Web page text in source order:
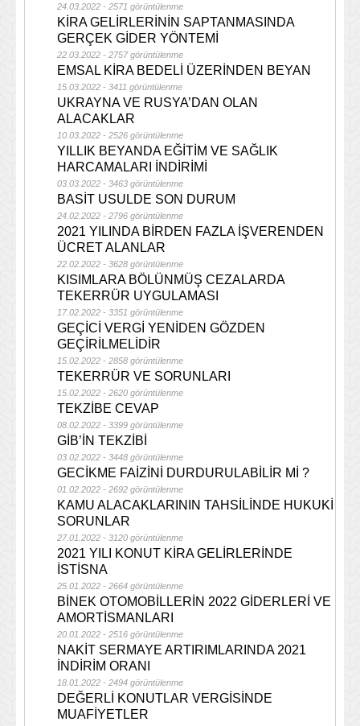
24.03.2022 - 2571 görüntülenme
KİRA GELİRLERİNİN SAPTANMASINDA
GERÇEK GİDER YÖNTEMİ
22.03.2022 - 2757 görüntülenme
EMSAL KİRA BEDELİ ÜZERİNDEN BEYAN
15.03.2022 - 3411 görüntülenme
UKRAYNA VE RUSYA’DAN OLAN
ALACAKLAR
10.03.2022 - 2526 görüntülenme
YILLIK BEYANDA EĞİTİM VE SAĞLIK
HARCAMALARI İNDİRİMİ
03.03.2022 - 3463 görüntülenme
BASİT USULDE SON DURUM
24.02.2022 - 2796 görüntülenme
2021 YILINDA BİRDEN FAZLA İŞVERENDEN
ÜCRET ALANLAR
22.02.2022 - 3628 görüntülenme
KISIMLARA BÖLÜNMÜŞ CEZALARDA
TEKERRÜR UYGULAMASI
17.02.2022 - 3351 görüntülenme
GEÇİCİ VERGİ YENİDEN GÖZDEN
GEÇİRİLMELİDİR
15.02.2022 - 2858 görüntülenme
TEKERRÜR VE SORUNLARI
15.02.2022 - 2620 görüntülenme
TEKZİBE CEVAP
08.02.2022 - 3399 görüntülenme
GİB’İN TEKZİBİ
03.02.2022 - 3448 görüntülenme
GECİKME FAİZİNİ DURDURULABİLİR Mİ ?
01.02.2022 - 2692 görüntülenme
KAMU ALACAKLARININ TAHSİLİNDE HUKUKİ
SORUNLAR
27.01.2022 - 3120 görüntülenme
2021 YILI KONUT KİRA GELİRLERİNDE
İSTİSNA
25.01.2022 - 2664 görüntülenme
BİNEK OTOMOBİLLERİN 2022 GİDERLERİ VE
AMORTİSMANLARI
20.01.2022 - 2516 görüntülenme
NAKİT SERMAYE ARTIRIMLARINDA 2021
İNDİRİM ORANI
18.01.2022 - 2494 görüntülenme
DEĞERLİ KONUTLAR VERGİSİNDE
MUAFİYETLER